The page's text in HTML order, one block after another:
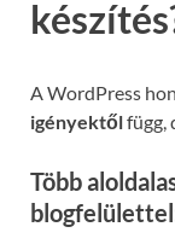
A WordPress
igényektőlfügg,
Több